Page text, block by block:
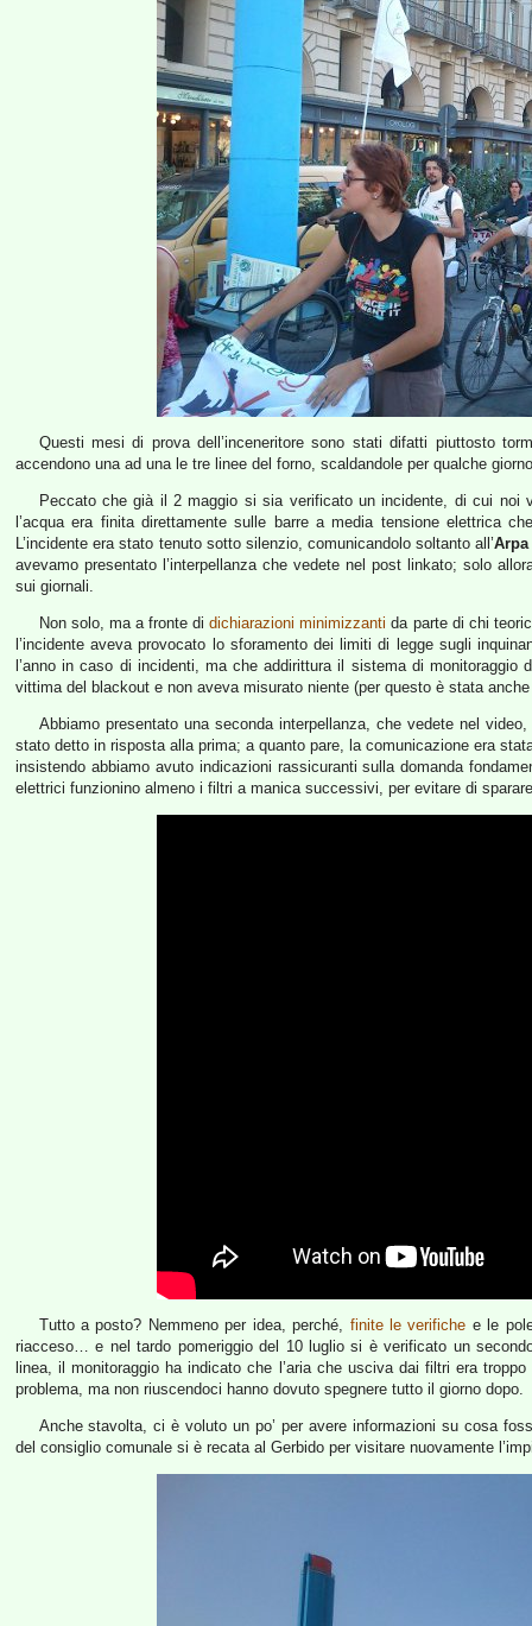
Questi mesi di prova dell’inceneritore sono stati difatti piuttosto
accendono una ad una le tre linee del forno, scaldandole per qualche
Peccato che già il 2 maggio si sia verificato un incidente, di cui noi
l’acqua era finita direttamente sulle barre a media tensione elettrica
L’incidente era stato tenuto sotto silenzio, comunicandolo soltanto all’Arpa
avevamo presentato l’interpellanza che vedete nel post linkato; solo
sui giornali.
Non solo, ma a fronte didichiarazioni minimizzanti da parte di chi
l’incidente aveva provocato lo sforamento dei limiti di legge sugli
l’anno in caso di incidenti, ma che addirittura il sistema di monitoraggio
vittima del blackout e non aveva misurato niente (per questo è stata
Abbiamo presentato una seconda interpellanza, che vedete nel
stato detto in risposta alla prima; a quanto pare, la comunicazione era
insistendo abbiamo avuto indicazioni rassicuranti sulla domanda
elettrici funzionino almeno i filtri a manica successivi, per evitare di
Tutto a posto? Nemmeno per idea, perché, finite le verifiche e le
riacceso… e nel tardo pomeriggio del 10 luglio si è verificato un
linea, il monitoraggio ha indicato che l’aria che usciva dai filtri era
problema, ma non riuscendoci hanno dovuto spegnere tutto il giorno dopo.
Anche stavolta, ci è voluto un po’ per avere informazioni su cosa
del consiglio comunale si è recata al Gerbido per visitare nuovamente